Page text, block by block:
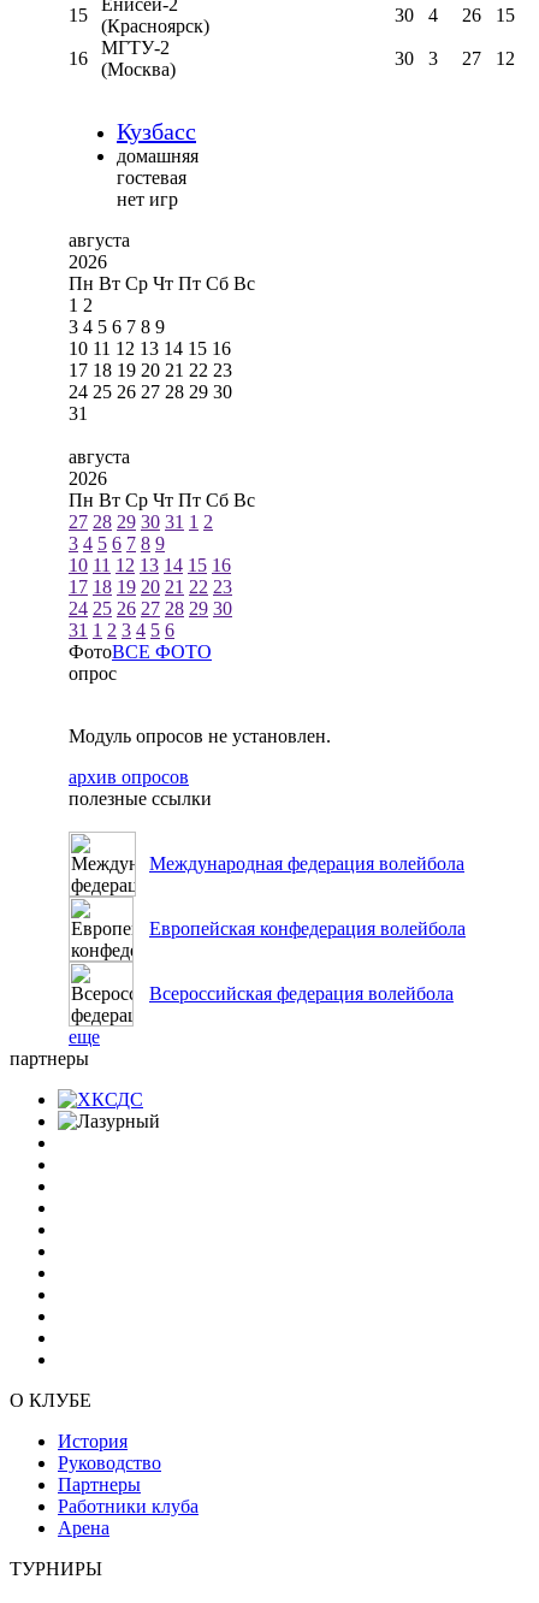
15
Енисей-2
(Красноярск)
30 4 26 15
16
МГТУ-2
(Москва)
30 3 27 12
Кузбасс
домашняя
гостевая
нет игр
августа
2026
Пн Вт Ср Чт Пт Сб Вс
1 2
3 4 5 6 7 8 9
10 11 12 13 14 15 16
17 18 19 20 21 22 23
24 25 26 27 28 29 30
31
августа
2026
Пн Вт Ср Чт Пт Сб Вс
27 28 29 30 31 1 2
3 4 5 6 7 8 9
10 11 12 13 14 15 16
17 18 19 20 21 22 23
24 25 26 27 28 29 30
31 1 2 3 4 5 6
ФотоВСЕ ФОТО
опрос
Модуль опросов не установлен.
архив опросов
полезные ссылки
Международная федерация волейбола
Европейская конфедерация волейбола
Всероссийская федерация волейбола
еще
партнеры
О КЛУБЕ
История
Руководство
Партнеры
Работники клуба
Арена
ТУРНИРЫ